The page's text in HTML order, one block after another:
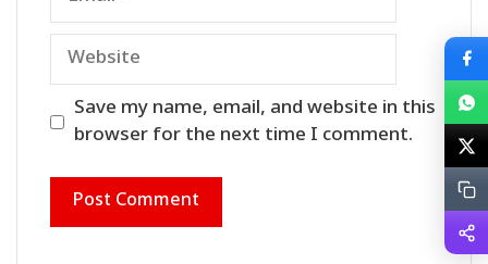
Website
Save my name, email, and website in this
browser for the next time I comment.